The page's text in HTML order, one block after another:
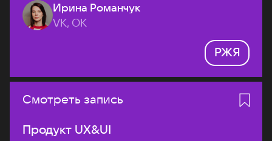
Ирина Романчук
VK, ОК
РЖЯ
Смотреть запись
Продукт UX&UI